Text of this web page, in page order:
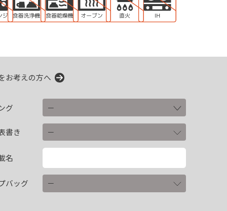
お考えの方へ
グ
書き
名
バッグ